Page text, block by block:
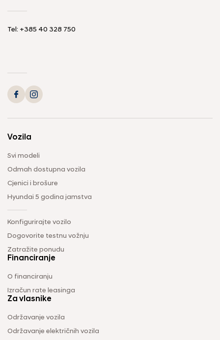
Tel: +385 40 328 750
Vozila
Svi modeli
Odmah dostupna vozila
Cjenici i brošure
Hyundai 5 godina jamstva
Konfigurirajte vozilo
Dogovorite testnu vožnju
Zatražite ponudu
Financiranje
O financiranju
Izračun rate leasinga
Za vlasnike
Održavanje vozila
Održavanje električnih vozila